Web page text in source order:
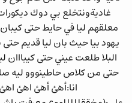
غاديةونتخلع بي دوك
معلقهم ليا في حايط حتى
يهود بيا حيث بان ليا قديم
البلا طلعت عيني حتى كيبااان
حتى من كلاص حاطينووو ليه
انا:أهئ أهئ اهئ اهئ